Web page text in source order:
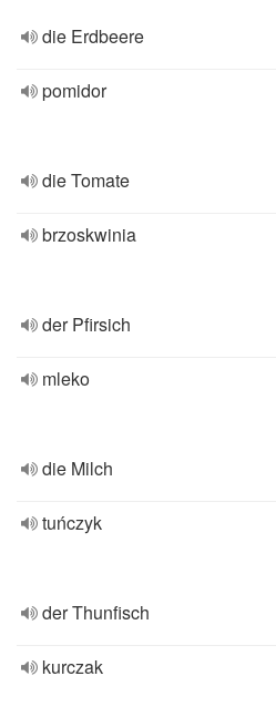
die Erdbeere
pomidor
die Tomate
brzoskwinia
der Pfirsich
mleko
die Milch
tuńczyk
der Thunfisch
kurczak